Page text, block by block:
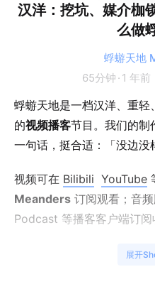
汉洋：挖坑、媒介枷
么做
蜉蝣天地
65分钟 · 1 年前
蜉蝣天地是一档汉洋、重
的视频播客节目。我们的制
一句话，挺合适：「没边没
视频可在 Bilibili YouTube
Meanders 订阅观看；音
Podcast 等播客客户端订阅
作为蜉蝣天地的第一期节
展开